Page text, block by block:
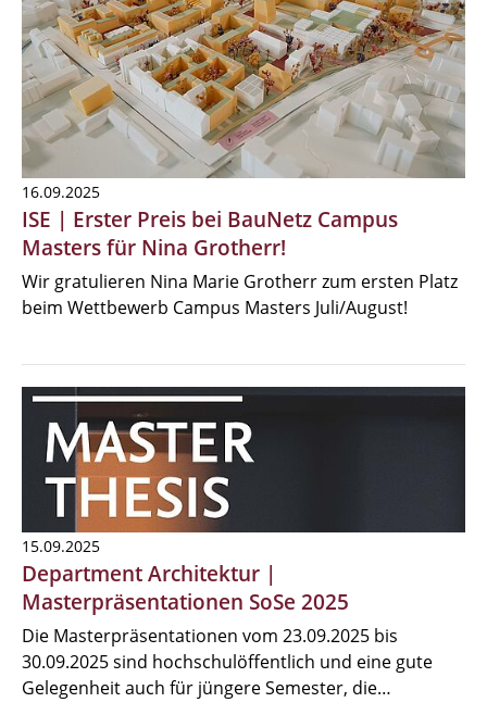
16.09.2025
ISE | Erster Preis bei BauNetz Campus
Masters für Nina Grotherr!
Wir gratulieren Nina Marie Grotherr zum ersten Platz
beim Wettbewerb Campus Masters Juli/August!
15.09.2025
Department Architektur |
Masterpräsentationen SoSe 2025
Die Masterpräsentationen vom 23.09.2025 bis
30.09.2025 sind hochschulöffentlich und eine gute
Gelegenheit auch für jüngere Semester, die…